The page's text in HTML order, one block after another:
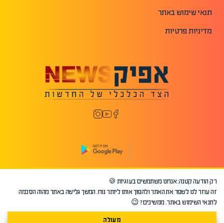
תנאי שימוש באתר
מדיניות פרטיות
©2026 כל הזכויות שמורות לאפיק.
רק הודעה קטנה: אנחנו משתמשים בעוגיות 🍪
זה עוזר לנו לשפר את האתר ולהפוך אותו ליותר נוח. המשך גלישה באתר מהוה הסכמה
לתנאי השימוש באתר. ממשיכים? 😉
מעולה